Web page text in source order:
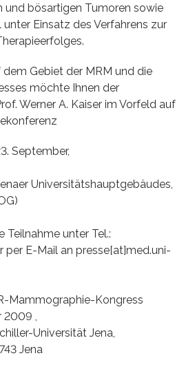
und bösartigen Tumoren sowie
Einsatz des Verfahrens zur
Gebiet der MRM und die
möchte Ihnen der
Werner A. Kaiser im Vorfeld auf
September,
Universitätshauptgebäudes,
Teilnahme unter Tel.:
E-Mail an presse[at]med.uni-
Mammographie-Kongress
,
Universität Jena,
Jena